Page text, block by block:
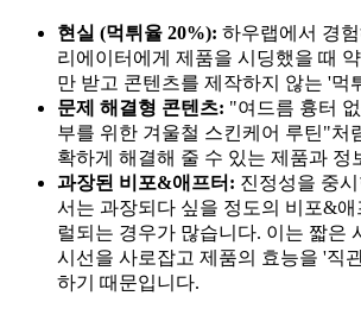
현실 (먹튀율 20%): 하우랩에서 경
리에이터에게 제품을 시딩했을 때
만 받고 콘텐츠를 제작하지 않는 '먹
문제 해결형 콘텐츠: "여드름 흉터
부를 위한 겨울철 스킨케어 루틴"처
확하게 해결해 줄 수 있는 제품과 정
과장된 비포&애프터: 진정성을 중
서는 과장되다 싶을 정도의 비포&애
럴되는 경우가 많습니다. 이는 짧은
시선을 사로잡고 제품의 효능을 '직
하기 때문입니다.